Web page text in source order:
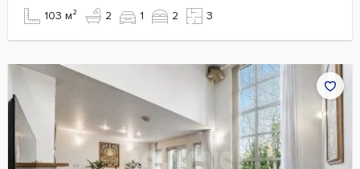
103 м² 2 1 2 3